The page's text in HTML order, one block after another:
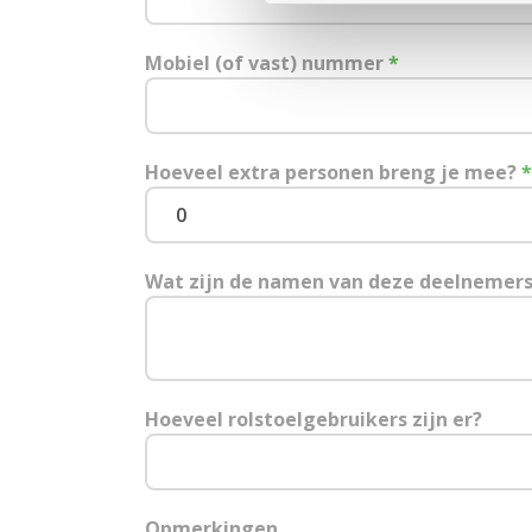
Mobiel (of vast) nummer*
Hoeveel extra personen breng je mee?*
Wat zijn de namen van deze
Hoeveel rolstoelgebruikers zijn er?